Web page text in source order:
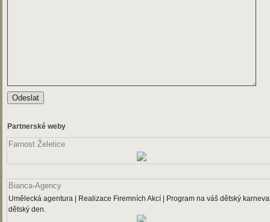
Partnerské weby
Farnost Želetice
Bianca-Agency
Umělecká agentura | Realizace Firemních Akcí | Program na váš dětský
dětský den.